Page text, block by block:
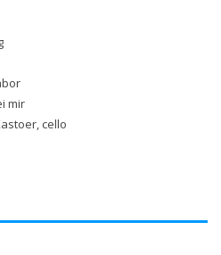
mir
cello